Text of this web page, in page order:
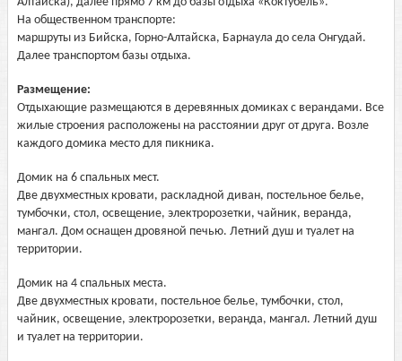
На общественном транспорте:
маршруты из Бийска, Горно-Алтайска, Барнаула до села Онгудай.
Далее транспортом базы отдыха.
Размещение:
Отдыхающие размещаются в деревянных домиках с верандами. Все
жилые строения расположены на расстоянии друг от друга. Возле
каждого домика место для пикника.
Домик на 6 спальных мест.
Две двухместных кровати, раскладной диван, постельное белье,
тумбочки, стол, освещение, электророзетки, чайник, веранда,
мангал. Дом оснащен дровяной печью. Летний душ и туалет на
территории.
Домик на 4 спальных места.
Две двухместных кровати, постельное белье, тумбочки, стол,
чайник, освещение, электророзетки, веранда, мангал. Летний душ
и туалет на территории.